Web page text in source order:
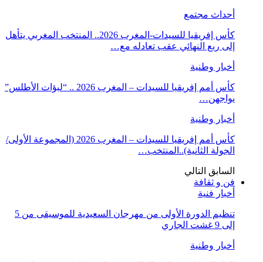
أحداث مجتمع
كأس إفريقيا للسيدات-المغرب 2026.. المنتخب المغربي يتأهل
إلى ربع النهائي عقب تعادله مع…
أخبار وطنية
كأس أمم إفريقيا للسيدات – المغرب 2026 .. “لبؤات الأطلس”
يواجهن…
أخبار وطنية
كأس أمم إفريقيا للسيدات – المغرب 2026 (المجموعة الأولى/
الجولة الثانية)..المنتخب…
السابق التالي
فن و ثقافة
أخبار فنية
تنظيم الدورة الأولى من مهرجان السعيدية للموسيقى من 5
إلى 9 غشت الجاري
أخبار وطنية